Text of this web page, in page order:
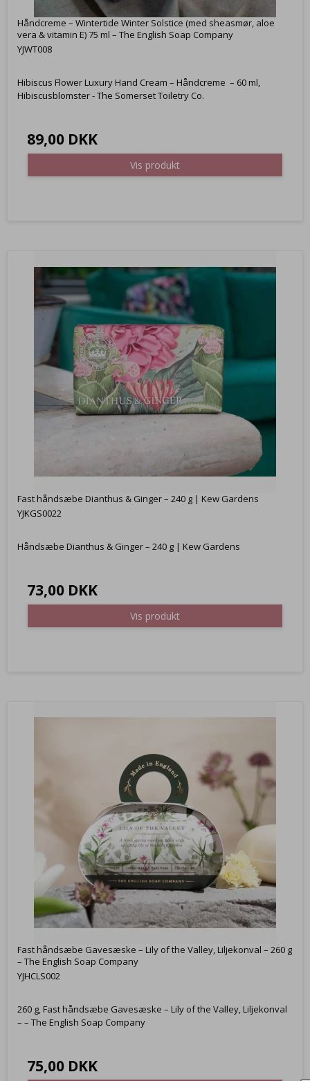
Håndcreme – Wintertide Winter Solstice (med sheasmør, aloe
vera & vitamin E) 75 ml – The English Soap Company
YJWT008
Hibiscus Flower Luxury Hand Cream – Håndcreme – 60 ml,
Hibiscusblomster - The Somerset Toiletry Co.
89,00 DKK
Vis produkt
Fast håndsæbe Dianthus & Ginger – 240 g | Kew Gardens
YJKGS0022
Håndsæbe Dianthus & Ginger – 240 g | Kew Gardens
73,00 DKK
Vis produkt
Fast håndsæbe Gavesæske – Lily of the Valley, Liljekonval – 260 g
– The English Soap Company
YJHCLS002
260 g, Fast håndsæbe Gavesæske – Lily of the Valley, Liljekonval
– – The English Soap Company
75,00 DKK